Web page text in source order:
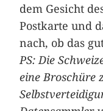
dem Gesicht
Postkarte und
nach, ob das
PS: Die
eine Broschüre